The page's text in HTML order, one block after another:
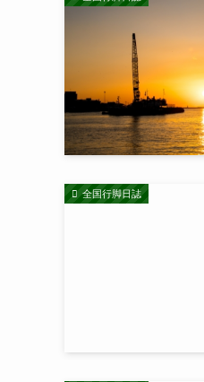
全国行脚日誌